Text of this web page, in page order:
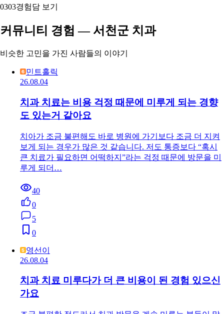
0303경험담 보기
커뮤니티 경험 — 서천군 치과
비슷한 고민을 가진 사람들의 이야기
민트홀릭
26.08.04
치과 치료는 비용 걱정 때문에 미루게 되는 경향
도 있는거 같아요
치아가 조금 불편해도 바로 병원에 가기보다 조금 더 지켜
보게 되는 경우가 많은 것 같습니다. 저도 통증보다 “혹시
큰 치료가 필요하면 어떡하지”라는 걱정 때문에 방문을 미
루게 되더…
40
0
5
0
영선이
26.08.04
치과 치료 미루다가 더 큰 비용이 된 경험 있으신
가요